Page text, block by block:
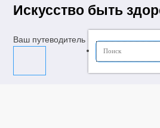
ПерейтиИскусство быть
Ваш путеводитель в мир молодости,